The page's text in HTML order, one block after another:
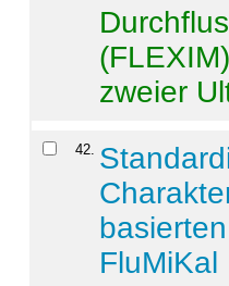
zweier
42.
FluMiKal